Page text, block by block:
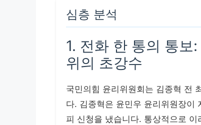
심층 분석
1. 전화 한 통의 통보
위의 초강수
국민의힘 윤리위원회는 김종혁 전
다. 김종혁은 윤민우 윤리위원장이
피 신청을 냈습니다. 통상적으로